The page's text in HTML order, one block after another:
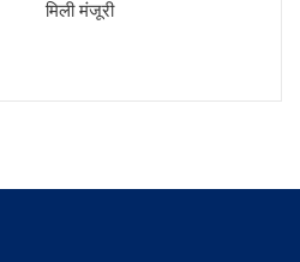
मिली मंजूरी